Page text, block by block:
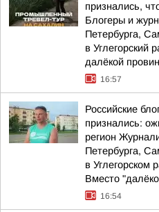
признались,
Блогеры и
Петербурга,
в Углегорский
далёкой
16:57
Российские
признались:
регион
Петербурга,
в Углегорском
Вместо
16:54